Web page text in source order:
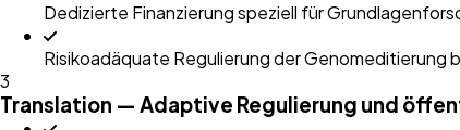
Dedizierte Finanzierung speziell für
Risikoadäquate Regulierung der Genomeditierung
3
Translation — Adaptive Regulierung und